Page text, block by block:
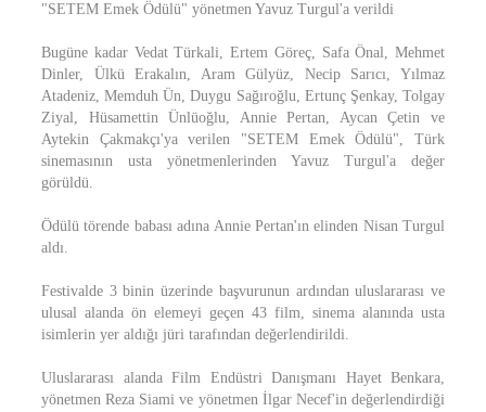
"SETEM Emek Ödülü" yönetmen Yavuz Turgul'a verildi
Bugüne kadar Vedat Türkali, Ertem Göreç, Safa Önal, Mehmet
Dinler, Ülkü Erakalın, Aram Gülyüz, Necip Sarıcı, Yılmaz
Atadeniz, Memduh Ün, Duygu Sağıroğlu, Ertunç Şenkay, Tolgay
Ziyal, Hüsamettin Ünlüoğlu, Annie Pertan, Aycan Çetin ve
Aytekin Çakmakçı'ya verilen "SETEM Emek Ödülü", Türk
sinemasının usta yönetmenlerinden Yavuz Turgul'a değer
görüldü.
Ödülü törende babası adına Annie Pertan'ın elinden Nisan Turgul
aldı.
Festivalde 3 binin üzerinde başvurunun ardından uluslararası ve
ulusal alanda ön elemeyi geçen 43 film, sinema alanında usta
isimlerin yer aldığı jüri tarafından değerlendirildi.
Uluslararası alanda Film Endüstri Danışmanı Hayet Benkara,
yönetmen Reza Siami ve yönetmen İlgar Necef'in değerlendirdiği